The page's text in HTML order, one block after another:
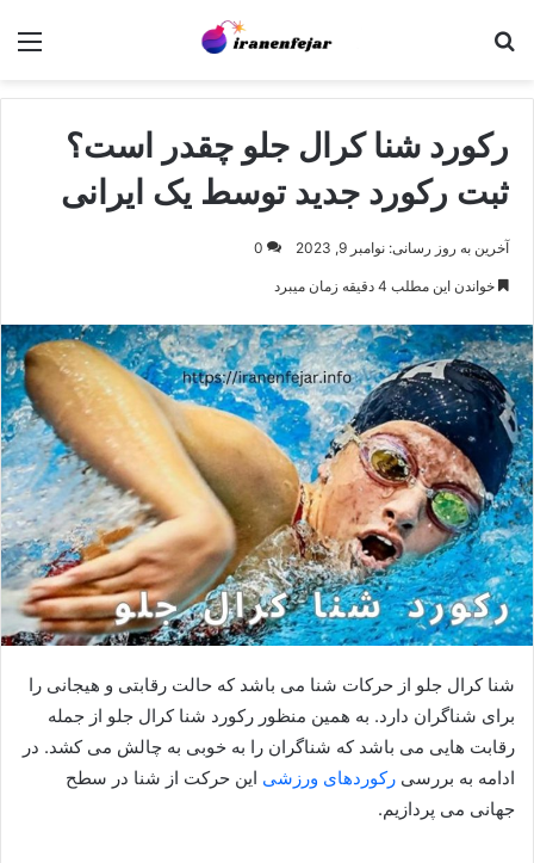
رکورد شنا کرال جلو چقدر است؟
ثبت رکورد جدید توسط یک ایرانی
آخرین به روز رسانی: نوامبر 9, 2023 0
خواندن این مطلب 4 دقیقه زمان میبرد
شنا کرال جلو از حرکات شنا می باشد که حالت رقابتی و هیجانی را
برای شناگران دارد. به همین منظور رکورد شنا کرال جلو از جمله
رقابت هایی می باشد که شناگران را به خوبی به چالش می کشد. در
ادامه به بررسی رکوردهای ورزشی این حرکت از شنا در سطح
جهانی می پردازیم.